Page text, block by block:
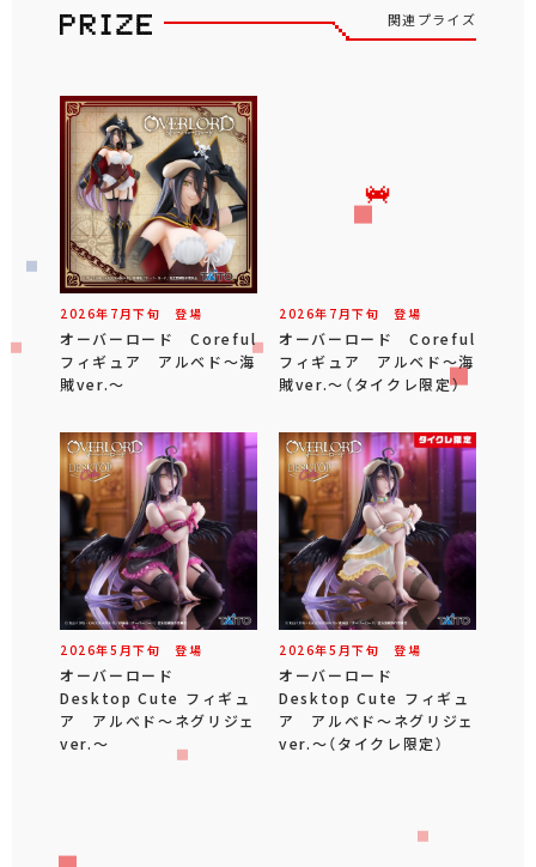
関連プライズ
2026年 7 月下旬 登場
オーバーロード Coreful
フィギュア アルベド～海
賊ver.～
2026年 7 月下旬 登場
オーバーロード Coreful
フィギュア アルベド～海
賊ver.～（タイクレ限定）
2026年5 月下旬 登場
オーバーロード
Desktop Cute フィギュ
ア アルベド～ネグリジェ
ver.～
2026年5 月下旬 登場
オーバーロード
Desktop Cute フィギュ
ア アルベド～ネグリジェ
ver.～（タイクレ限定）